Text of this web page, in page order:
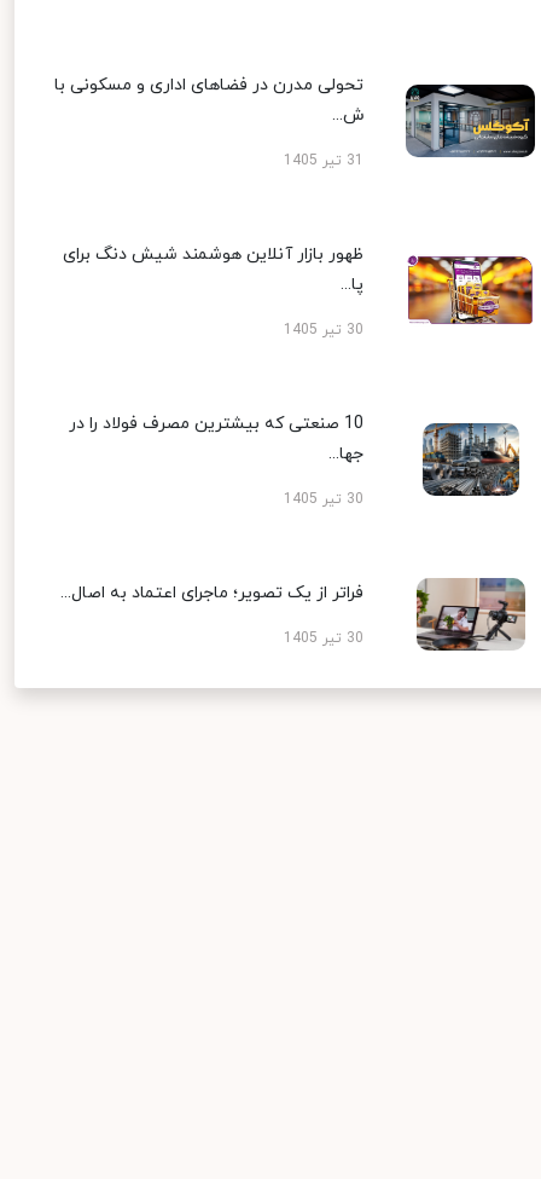
تحولی مدرن در فضاهای اداری و مسکونی با
ش...
ظهور بازار آنلاین هوشمند شیش دنگ برای
پا...
30 تیر 1405
10 صنعتی که بیشترین مصرف فولاد را در
جها...
30 تیر 1405
فراتر از یک تصویر؛ ماجرای اعتماد به اصال...
30 تیر 1405